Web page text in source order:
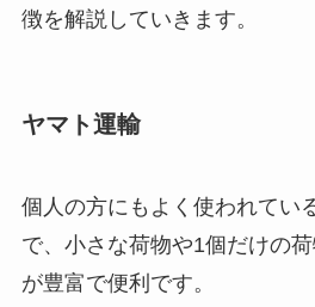
徴を解説していきます。
ヤマト運輸
個人の方にもよく使われてい
で、小さな荷物や1個だけの
が豊富で便利です。